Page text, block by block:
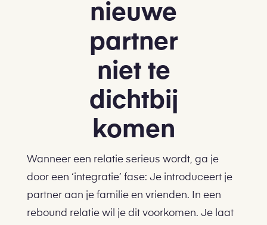
nieuwe
partner
niet te
dichtbij
komen
Wanneer een relatie serieus wordt, ga je
door een ‘integratie’ fase: Je introduceert je
partner aan je familie en vrienden. In een
rebound relatie wil je dit voorkomen. Je laat